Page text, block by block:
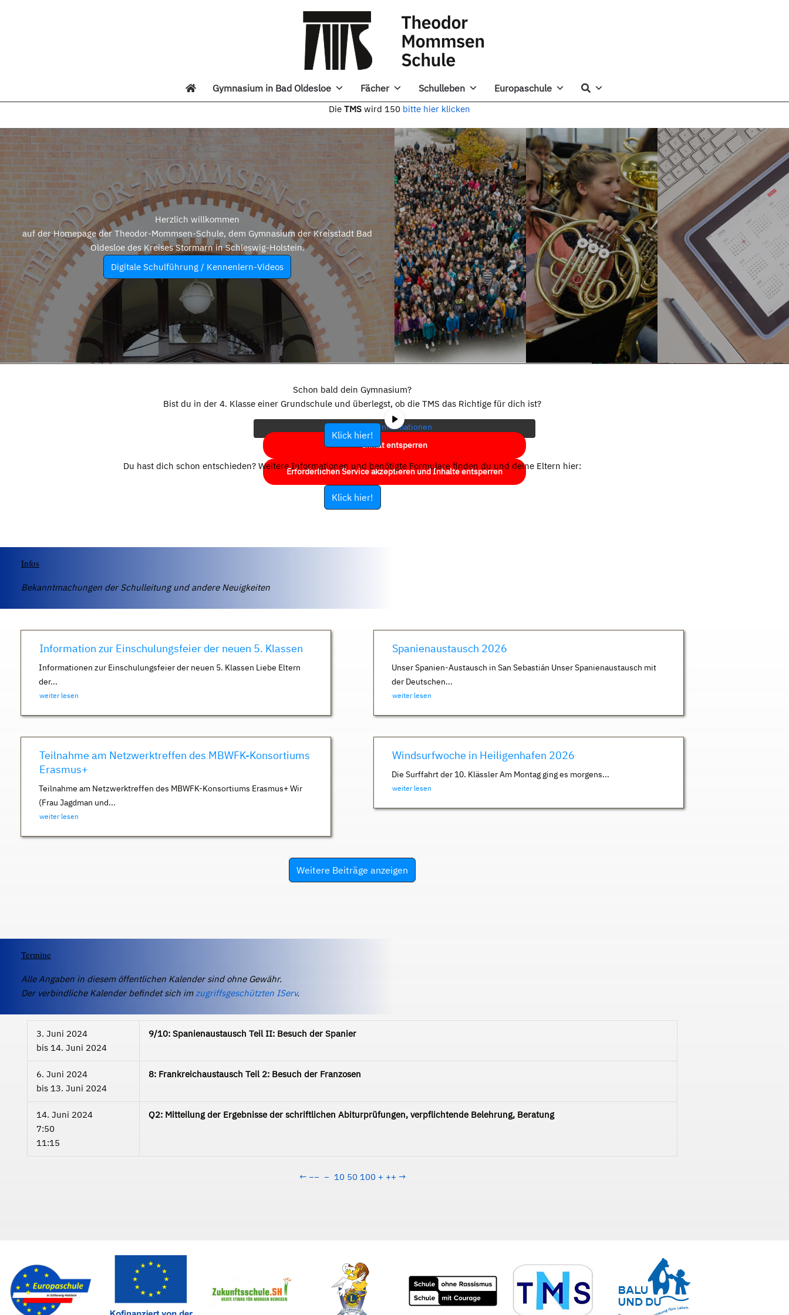
Gymnasium in Bad Oldesloe Fächer Schulleben Europaschule
Die TMS wird 150 bitte hier klicken
Herzlich willkommen
auf der Homepage der Theodor-Mommsen-Schule, dem Gymnasium der Kreisstadt Bad
Oldesloe des Kreises Stormarn in Schleswig-Holstein.
Digitale Schulführung / Kennenlern-Videos
eigentlichen Inhalt zuzugreifen, klicken Sie auf die Schaltfläche unten.
Bitte beachten Sie, dass dabei Daten an Drittanbieter weitergegeben
werden.
Mehr Informationen
Inhalt entsperren
Erforderlichen Service akzeptieren und Inhalte entsperren
Schon bald dein Gymnasium?
Bist du in der 4. Klasse einer Grundschule und überlegst, ob die TMS das Richtige für dich ist?
Klick hier!
Du hast dich schon entschieden? Weitere Informationen und benötigte Formulare finden du und deine Eltern hier:
Klick hier!
Infos
Bekanntmachungen der Schulleitung und andere Neuigkeiten
Information zur Einschulungsfeier der neuen 5. Klassen
Informationen zur Einschulungsfeier der neuen 5. Klassen Liebe Eltern
der...
weiter lesen
Spanienaustausch 2026
Unser Spanien-Austausch in San Sebastián Unser Spanienaustausch mit
der Deutschen...
weiter lesen
Teilnahme am Netzwerktreffen des MBWFK-Konsortiums
Erasmus+
Teilnahme am Netzwerktreffen des MBWFK-Konsortiums Erasmus+ Wir
(Frau Jagdman und...
weiter lesen
Windsurfwoche in Heiligenhafen 2026
Die Surffahrt der 10. Klässler Am Montag ging es morgens...
weiter lesen
Weitere Beiträge anzeigen
Termine
Alle Angaben in diesem öffentlichen Kalender sind ohne Gewähr.
Der verbindliche Kalender befindet sich imzugriffsgeschützten IServ.
3. Juni 2024
bis 14. Juni 2024
9/10: Spanienaustausch Teil II: Besuch der Spanier
6. Juni 2024
bis 13. Juni 2024
8: Frankreichaustausch Teil 2: Besuch der Franzosen
14. Juni 2024
7:50
11:15
Q2: Mitteilung der Ergebnisse der schriftlichen Abiturprüfungen, verpflichtende Belehrung, Beratung
← −− − 10 50 100 + ++ →